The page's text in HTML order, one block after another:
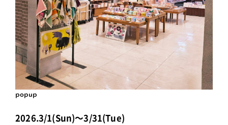
popup
2026.3/1(Sun)～3/31(Tue)